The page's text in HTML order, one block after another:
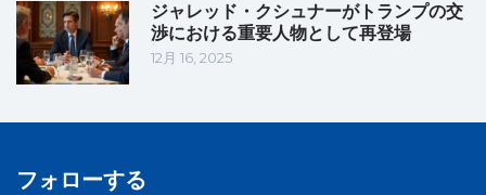
ジャレッド・クシュナーがトランプの交
渉における重要人物として再登場
12月 16, 2025
フォローする